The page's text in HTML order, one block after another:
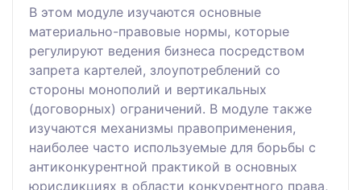
В этом модуле изучаются основные
материально-правовые нормы, которые
регулируют ведения бизнеса посредством
запрета картелей, злоупотреблений со
стороны монополий и вертикальных
(договорных) ограничений. В модуле также
изучаются механизмы правоприменения,
наиболее часто используемые для борьбы с
антиконкурентной практикой в основных
юрисдикциях в области конкурентного права,